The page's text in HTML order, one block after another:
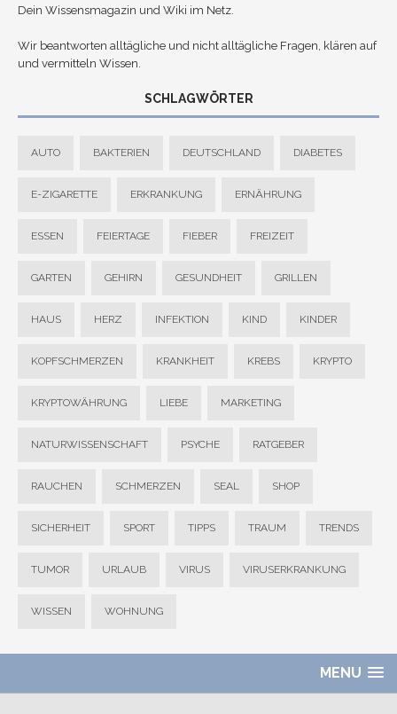
Dein Wissensmagazin und Wiki im Netz.
Wir beantworten alltägliche und nicht alltägliche Fragen, klären auf
und vermitteln Wissen.
SCHLAGWÖRTER
AUTO BAKTERIEN DEUTSCHLAND DIABETES
E-ZIGARETTE ERKRANKUNG ERNÄHRUNG
ESSEN FEIERTAGE FIEBER FREIZEIT
GARTEN GEHIRN GESUNDHEIT GRILLEN
HAUS HERZ INFEKTION KIND KINDER
KOPFSCHMERZEN KRANKHEIT KREBS KRYPTO
KRYPTOWÄHRUNG LIEBE MARKETING
NATURWISSENSCHAFT PSYCHE RATGEBER
RAUCHEN SCHMERZEN SEAL SHOP
SICHERHEIT SPORT TIPPS TRAUM TRENDS
TUMOR URLAUB VIRUS VIRUSERKRANKUNG
WISSEN WOHNUNG
MENU